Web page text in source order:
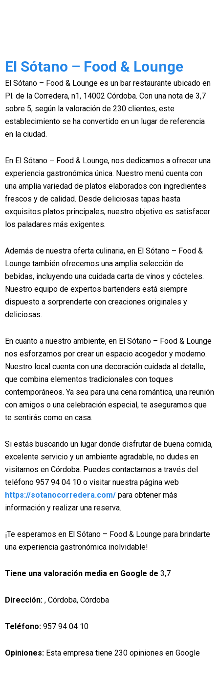
El Sótano – Food & Lounge
El Sótano – Food & Lounge es un bar restaurante ubicado en
Pl. de la Corredera, n1, 14002 Córdoba. Con una nota de 3,7
sobre 5, según la valoración de 230 clientes, este
establecimiento se ha convertido en un lugar de referencia
en la ciudad.
En El Sótano – Food & Lounge, nos dedicamos a ofrecer una
experiencia gastronómica única. Nuestro menú cuenta con
una amplia variedad de platos elaborados con ingredientes
frescos y de calidad. Desde deliciosas tapas hasta
exquisitos platos principales, nuestro objetivo es satisfacer
los paladares más exigentes.
Además de nuestra oferta culinaria, en El Sótano – Food &
Lounge también ofrecemos una amplia selección de
bebidas, incluyendo una cuidada carta de vinos y cócteles.
Nuestro equipo de expertos bartenders está siempre
dispuesto a sorprenderte con creaciones originales y
deliciosas.
En cuanto a nuestro ambiente, en El Sótano – Food & Lounge
nos esforzamos por crear un espacio acogedor y moderno.
Nuestro local cuenta con una decoración cuidada al detalle,
que combina elementos tradicionales con toques
contemporáneos. Ya sea para una cena romántica, una reunión
con amigos o una celebración especial, te aseguramos que
te sentirás como en casa.
Si estás buscando un lugar donde disfrutar de buena comida,
excelente servicio y un ambiente agradable, no dudes en
visitarnos en Córdoba. Puedes contactarnos a través del
teléfono 957 94 04 10 o visitar nuestra página web
https://sotanocorredera.com/ para obtener más
información y realizar una reserva.
¡Te esperamos en El Sótano – Food & Lounge para brindarte
una experiencia gastronómica inolvidable!
Tiene una valoración media en Google de 3,7
Dirección: , Córdoba, Córdoba
Teléfono: 957 94 04 10
Opiniones: Esta empresa tiene 230 opiniones en Google